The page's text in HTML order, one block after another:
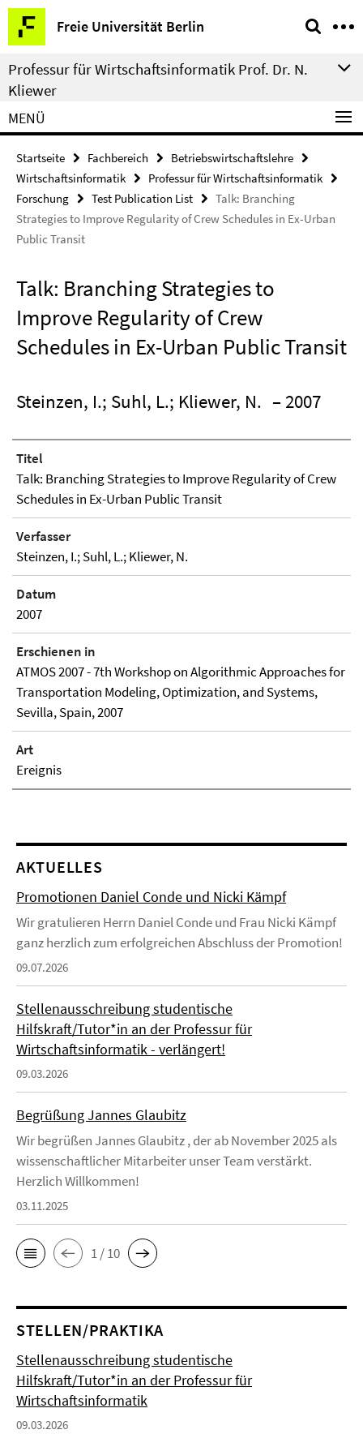
Springe
direkt
zu
Inhalt
Freie Universität Berlin
Service-
Navigation
Professur für Wirtschaftsinformatik Prof. Dr. N.
Kliewer
MENÜ
Startseite Fachbereich
Betriebswirtschaftslehre
Wirtschaftsinformatik
Professur für Wirtschaftsinformatik
Forschung
Test Publication List
Talk: Branching
Strategies to Improve Regularity of Crew Schedules in Ex-Urban
Public Transit
Talk: Branching Strategies to
Improve Regularity of Crew
Schedules in Ex-Urban Public Transit
Steinzen, I.; Suhl, L.; Kliewer, N. – 2007
Titel
Talk: Branching Strategies to Improve Regularity of Crew
Schedules in Ex-Urban Public Transit
Verfasser
Steinzen, I.; Suhl, L.; Kliewer, N.
Datum
2007
Erschienen in
ATMOS 2007 - 7th Workshop on Algorithmic Approaches for
Transportation Modeling, Optimization, and Systems,
Sevilla, Spain, 2007
Art
Ereignis
AKTUELLES
Promotionen Daniel Conde und Nicki Kämpf
Wir gratulieren Herrn Daniel Conde und Frau Nicki Kämpf
ganz herzlich zum erfolgreichen Abschluss der Promotion!
09.07.2026
Stellenausschreibung studentische
Hilfskraft/Tutor*in an der Professur für
Wirtschaftsinformatik - verlängert!
09.03.2026
Begrüßung Jannes Glaubitz
Wir begrüßen Jannes Glaubitz , der ab November 2025 als
wissenschaftlicher Mitarbeiter unser Team verstärkt.
Herzlich Willkommen!
03.11.2025
1 / 10
STELLEN/PRAKTIKA
Stellenausschreibung studentische
Hilfskraft/Tutor*in an der Professur für
Wirtschaftsinformatik
09.03.2026